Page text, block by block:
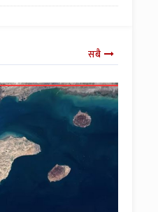
सबै